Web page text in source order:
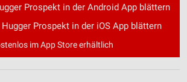
Prospekt in der Android App blättern
Prospekt in der iOS App blättern
im App Store erhältlich